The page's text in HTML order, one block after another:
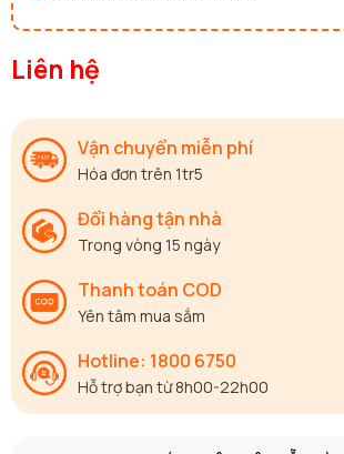
Liên hệ
Vận chuyển miễn phí
Hóa đơn trên 1tr5
Đổi hàng tận nhà
Trong vòng 15 ngày
Thanh toán COD
Yên tâm mua sắm
Hotline: 1800 6750
Hỗ trợ bạn từ 8h00-22h00